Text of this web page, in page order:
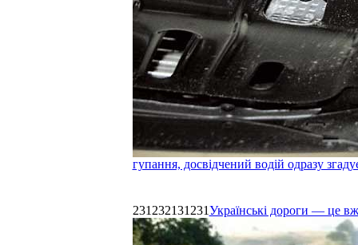
гупання, досвідчений водій одразу
231232131231Українські дороги — це